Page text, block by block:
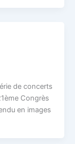
de concerts
Congrès
en images